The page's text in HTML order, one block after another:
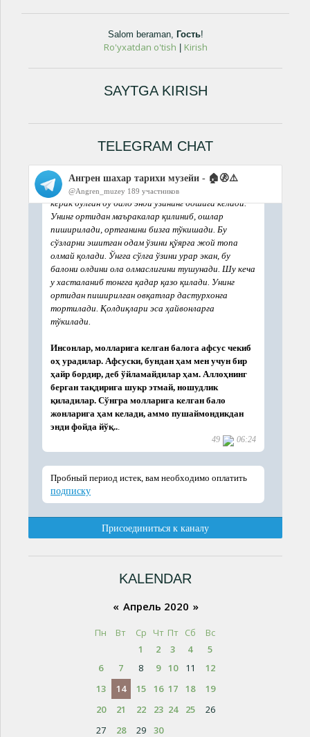
Salom beraman, Гость!
Ro'yxatdan o'tish Kirish
SAYTGA KIRISH
TELEGRAM CHAT
KALENDAR
« Апрель 2020 »
Пн Вт Ср Чт Пт Сб
Вс
1
2 3 4
5
6
7 8 9 10 11
12
13
14 15 16 17 18
19
20
21 22 23 24 25
26
27
28 29 30